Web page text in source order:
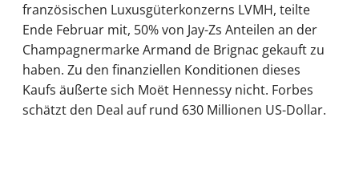
französischen Luxusgüterkonzerns LVMH, teilte
Ende Februar mit, 50% von Jay-Zs Anteilen an der
Champagnermarke Armand de Brignac gekauft zu
haben. Zu den finanziellen Konditionen dieses
Kaufs äußerte sich Moët Hennessy nicht. Forbes
schätzt den Deal auf rund 630 Millionen US-Dollar.